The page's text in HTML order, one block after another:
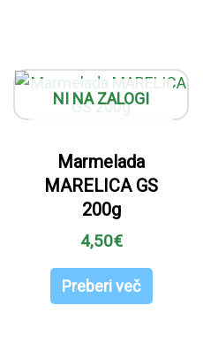
NI NA ZALOGI
Marmelada
MARELICA GS
200g
4,50€
Preberi več